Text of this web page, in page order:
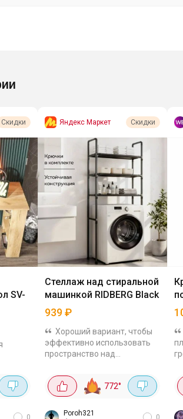
Скидки
SV-
из
0
Яндекс Маркет Скидки
Стеллаж над стиральной
машинкой RIDBERG Black
939₽
Хороший вариант, чтобы
эффективно использовать
пространство над
вместительные полки,
каркас выполнен из
металлических труб 16 мм.
Для...
772°
Poroh321
0